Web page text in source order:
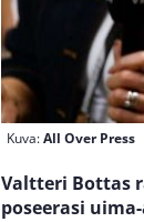
Kuva:All Over Press
Valtteri Bottas
poseerasi